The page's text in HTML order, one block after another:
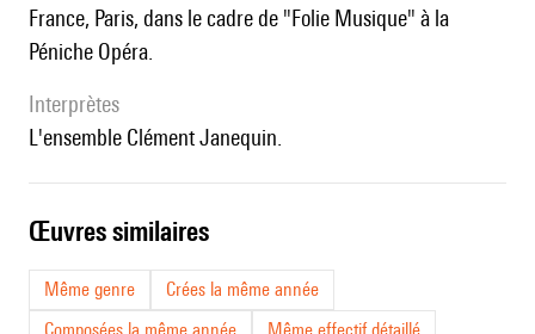
France, Paris, dans le cadre de "Folie Musique" à la
Péniche Opéra.
interprètes
l'ensemble Clément Janequin.
œuvres similaires
Même genre
Crées la même année